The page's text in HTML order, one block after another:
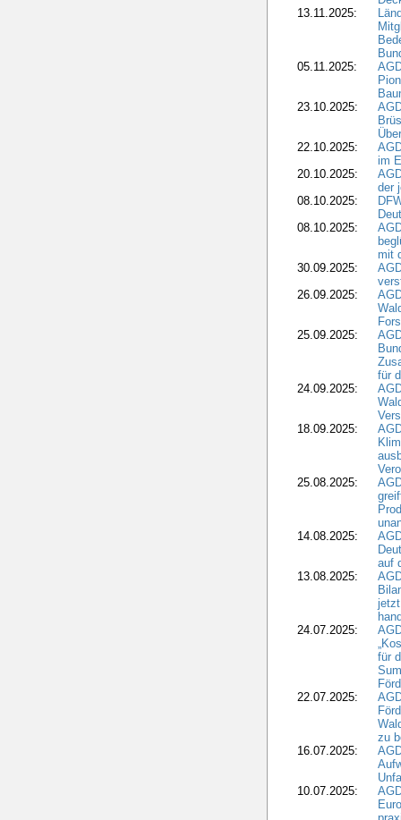
13.11.2025:
05.11.2025:
23.10.2025:
22.10.2025:
im
20.10.2025:
der
08.10.2025:
08.10.2025:
mit
30.09.2025:
26.09.2025:
25.09.2025:
für
24.09.2025:
18.09.2025:
25.08.2025:
14.08.2025:
auf
13.08.2025:
24.07.2025:
für
22.07.2025:
zu
16.07.2025:
10.07.2025: